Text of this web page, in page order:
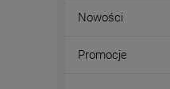
Nowości
Promocje